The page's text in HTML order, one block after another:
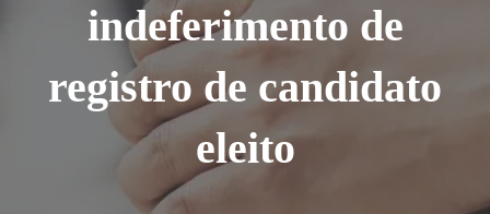
indeferimento de
registro de candidato
eleito